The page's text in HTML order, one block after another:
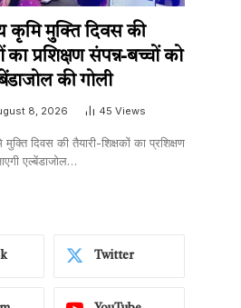
कृमि मुक्ति दिवस की
का प्रशिक्षण संपन्न-बच्चों को
की गोली
8, 2026 45 Views
दिवस की तैयारी-शिक्षकों का प्रशिक्षण
एल्बेंडाजोल…
Twitter